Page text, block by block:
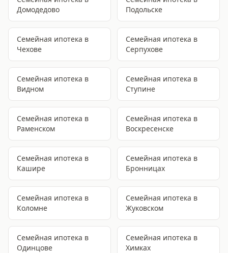
Домодедово
Подольске
Семейная ипотека в
Чехове
Семейная ипотека в
Серпухове
Семейная ипотека в
Видном
Семейная ипотека в
Ступине
Семейная ипотека в
Раменском
Семейная ипотека в
Воскресенске
Семейная ипотека в
Кашире
Семейная ипотека в
Бронницах
Семейная ипотека в
Коломне
Семейная ипотека в
Жуковском
Семейная ипотека в
Одинцове
Семейная ипотека в
Химках